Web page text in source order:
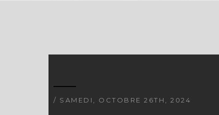
/ SAMEDI, OCTOBRE 26TH, 2024